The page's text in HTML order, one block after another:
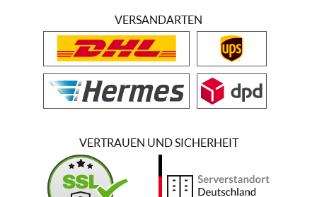
VERSANDARTEN
VERTRAUEN UND SICHERHEIT